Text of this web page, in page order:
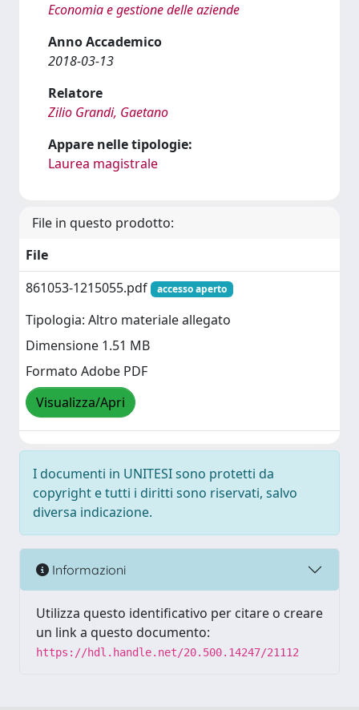
Economia e gestione delle aziende
Anno Accademico
2018-03-13
Relatore
Zilio Grandi, Gaetano
Appare nelle tipologie:
Laurea magistrale
File in questo prodotto:
File
861053-1215055.pdf
accesso aperto
Tipologia: Altro materiale allegato
Dimensione 1.51 MB
Formato Adobe PDF
Visualizza/Apri
I documenti in UNITESI sono protetti da
copyright e tutti i diritti sono riservati, salvo
diversa indicazione.
Informazioni
Utilizza questo identificativo per citare o creare
un link a questo documento:
https://hdl.handle.net/20.500.14247/21112